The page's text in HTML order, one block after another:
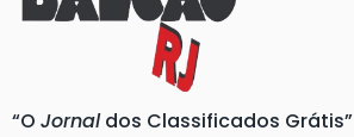
“O Jornaldos Classificados Grátis”